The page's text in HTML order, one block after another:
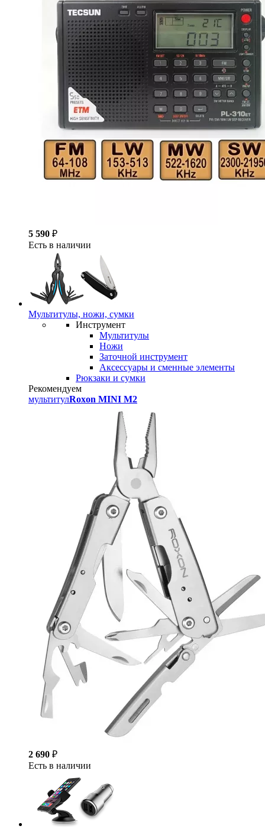
5 590 ₽
Есть в наличии
Мультитулы, ножи, сумки
Инструмент
Мультитулы
Ножи
Заточной инструмент
Аксессуары и сменные элементы
Рюкзаки и сумки
Рекомендуем
мультитулRoxon MINI M2
2 690 ₽
Есть в наличии